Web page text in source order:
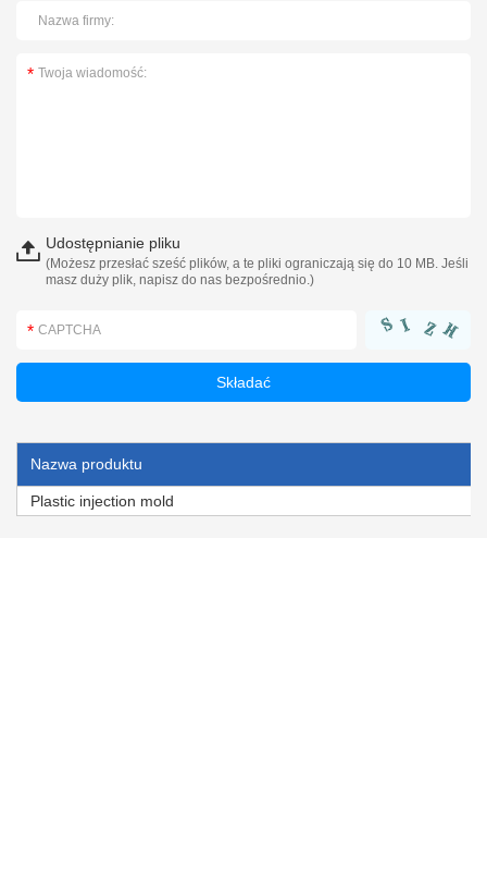
Udostępnianie pliku
(Możesz przesłać sześć plików, a te pliki ograniczają się do 10 MB. Jeśli
masz duży plik, napisz do nas bezpośrednio.)
Nazwa produktu
Plastic injection mold